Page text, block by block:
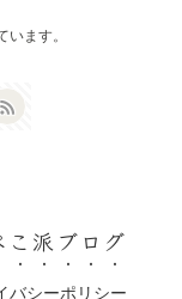
ます。
派ブログ
バシーポリシー